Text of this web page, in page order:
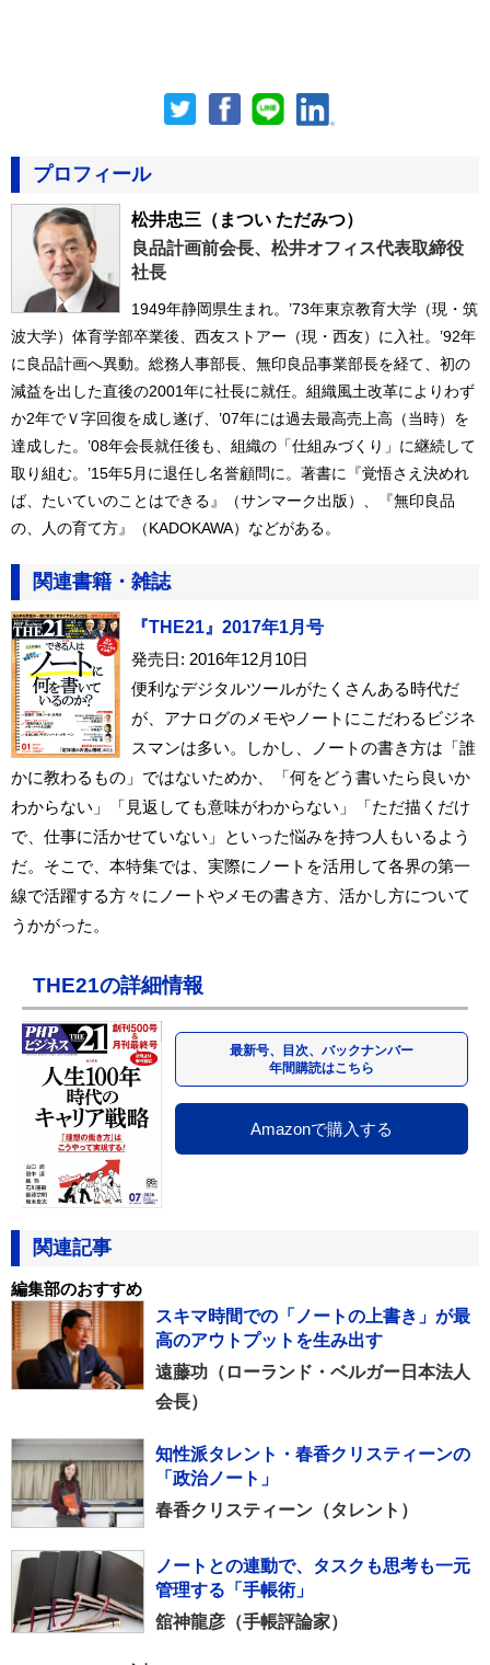
プロフィール
松井忠三 （まつい ただみつ）
良品計画前会長、松井オフィス代表取締役
社長
1949年静岡県生まれ。’73年東京教育大学（現・筑
波大学）体育学部卒業後、西友ストアー（現・西友）に入社。’92年
に良品計画へ異動。総務人事部長、無印良品事業部長を経て、初の
減益を出した直後の2001年に社長に就任。組織風土改革によりわず
か2年でＶ字回復を成し遂げ、’07年には過去最高売上高（当時）を
達成した。’08年会長就任後も、組織の「仕組みづくり」に継続して
取り組む。’15年5月に退任し名誉顧問に。著書に『覚悟さえ決めれ
ば、たいていのことはできる』（サンマーク出版）、『無印良品
の、人の育て方』（KADOKAWA）などがある。
関連書籍・雑誌
『THE21』2017年1月号
発売日: 2016年12月10日
便利なデジタルツールがたくさんある時代だ
が、アナログのメモやノートにこだわるビジネ
スマンは多い。しかし、ノートの書き方は「誰
かに教わるもの」ではないためか、「何をどう書いたら良いか
わからない」「見返しても意味がわからない」「ただ描くだけ
で、仕事に活かせていない」といった悩みを持つ人もいるよう
だ。そこで、本特集では、実際にノートを活用して各界の第一
線で活躍する方々にノートやメモの書き方、活かし方について
うかがった。
THE21の詳細情報
最新号、目次、バックナンバー
年間購読はこちら
Amazonで購入する
関連記事
編集部のおすすめ
スキマ時間での「ノートの上書き」が最
高のアウトプットを生み出す
遠藤功（ローランド・ベルガー日本法人
会長）
知性派タレント・春香クリスティーンの
「政治ノート」
春香クリスティーン（タレント）
ノートとの連動で、タスクも思考も一元
管理する「手帳術」
舘神龍彦（手帳評論家）